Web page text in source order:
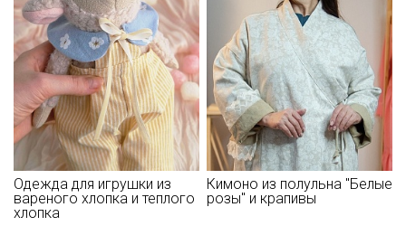
рекомендуется глажка с изнаночной стороны; сушить в
подвешенном расправленном состоянии.
Цветопередача может отличаться от оригинального цвета
ткани в зависимости от настроек вашего монитора и в
зависимости от партии тон ткани может отличаться.
Одежда для игрушки из
вареного хлопка и теплого
хлопка
Кимоно из полульна "Белые
розы" и крапивы